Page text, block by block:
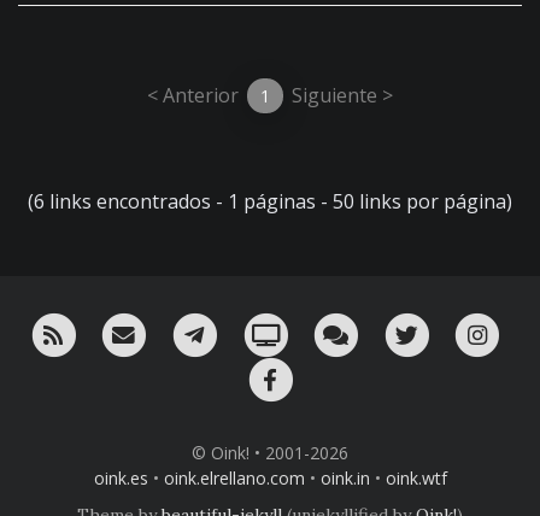
< Anterior 1 Siguiente >
(6 links encontrados - 1 páginas - 50 links por página)
RSS ¡Mándame un email!¡Nuestro canal en Telegram!
Oink! TV Charla con nosotros
Twitter
© Oink! • 2001-2026
oink.es • oink.elrellano.com • oink.in • oink.wtf